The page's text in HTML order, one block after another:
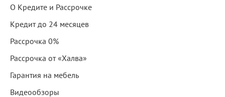
О Кредите и Рассрочке
Кредит до 24 месяцев
Рассрочка 0%
Рассрочка от «Халва»
Гарантия на мебель
Видеообзоры